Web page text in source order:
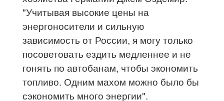
"Учитывая высокие цены на
энергоносители и сильную
зависимость от России, я могу только
посоветовать ездить медленнее и не
гонять по автобанам, чтобы экономить
топливо. Одним махом можно было бы
сэкономить много энергии".